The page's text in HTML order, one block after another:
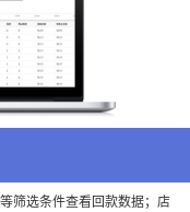
筛选条件查看回款数据；店